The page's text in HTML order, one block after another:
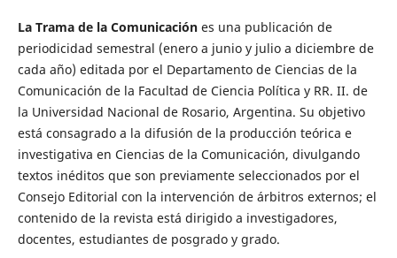
La Trama de la Comunicaciónes una publicación de
periodicidad semestral (enero a junio y julio a diciembre de
cada año) editada por el Departamento de Ciencias de la
Comunicación de la Facultad de Ciencia Política y RR. II. de
la Universidad Nacional de Rosario, Argentina. Su objetivo
está consagrado a la difusión de la producción teórica e
investigativa en Ciencias de la Comunicación, divulgando
textos inéditos que son previamente seleccionados por el
Consejo Editorial con la intervención de árbitros externos; el
contenido de la revista está dirigido a investigadores,
docentes, estudiantes de posgrado y grado.